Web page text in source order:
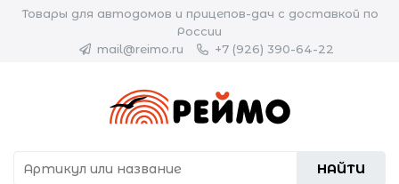
Товары для автодомов и прицепов-дач с доставкой по
России
mail@reimo.ru
+7 (926) 390-64-22
НАЙТИ